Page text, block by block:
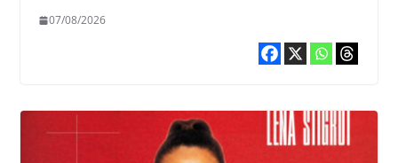
07/08/2026